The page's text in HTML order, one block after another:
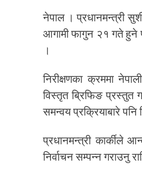
नेपाल । प्रधानमन्त्री
आगामी फागुन २१ गते हुने
।
निरीक्षणका क्रममा
विस्तृत ब्रिफिङ प्रस्तुत
समन्वय प्रक्रियाबारे
प्रधानमन्त्री कार्कीले
निर्वाचन सम्पन्न गराउनु